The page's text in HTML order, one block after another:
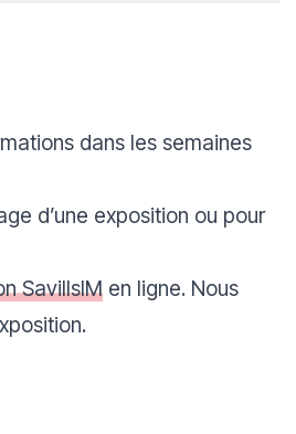
dans les semaines
d’une exposition ou pour
SavillsIM en ligne. Nous